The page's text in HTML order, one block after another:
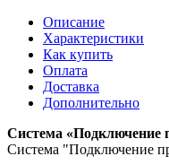
Описание
Характеристики
Как купить
Оплата
Доставка
Дополнительно
Система «Подключение
Система "Подключение